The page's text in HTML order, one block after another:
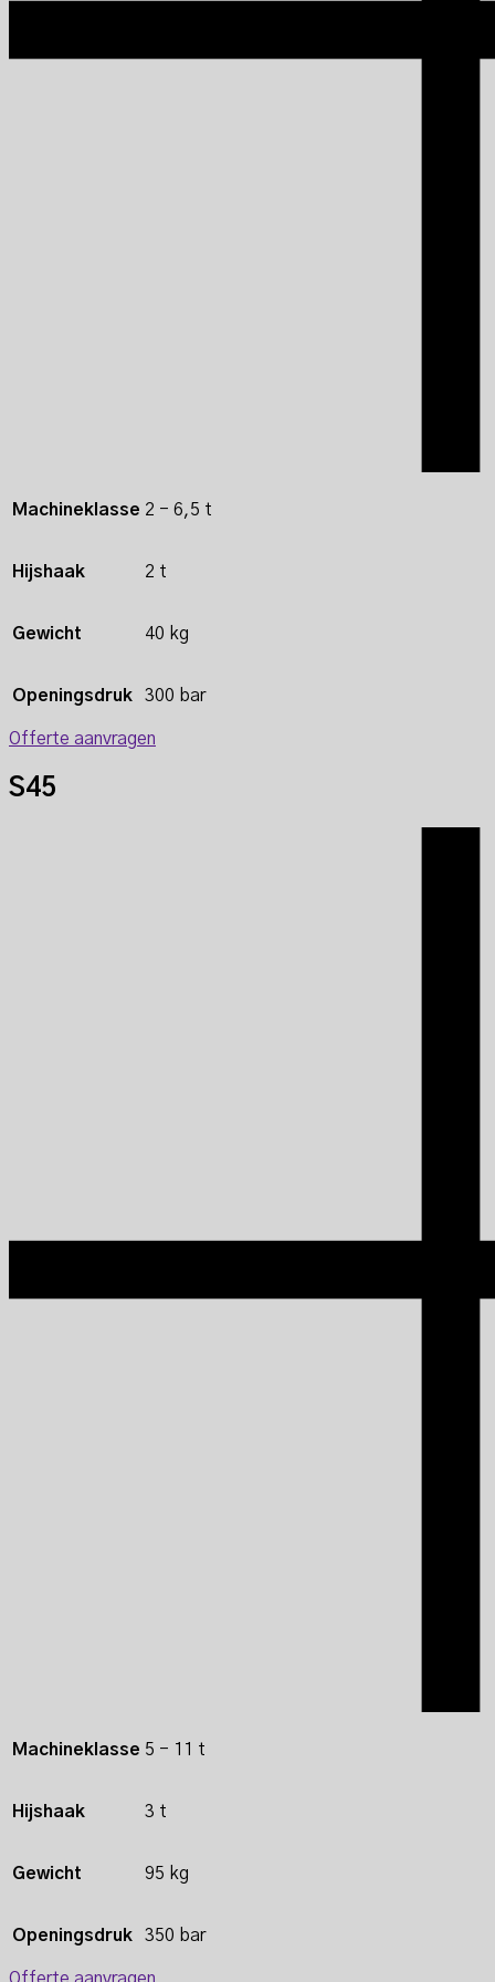
Machineklasse 2 - 6,5 t
Hijshaak 2 t
Gewicht 40 kg
Openingsdruk 300 bar
Offerte aanvragen
S45
Machineklasse 5 - 11 t
Hijshaak 3 t
Gewicht 95 kg
Openingsdruk 350 bar